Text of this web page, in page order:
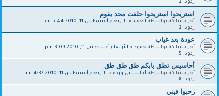
ردود: 2
استريحوا استريحوا حلفت محد يقوم
آخر مشاركة بواسطةالعقيد« الأربعاء أغسطس 11, 2010 5:44 pm
ردود: 2
عودة بعد غياب
آخر مشاركة بواسطةحمود« الأربعاء أغسطس 11, 2010 3:09 pm
ردود: 5
أحاسيس تطق بابكم طق طق طق
آخر مشاركة بواسطةأحاسيس وردة« الأربعاء أغسطس 11, 2010 4:37 am
ردود: 8
رحبوا فيني